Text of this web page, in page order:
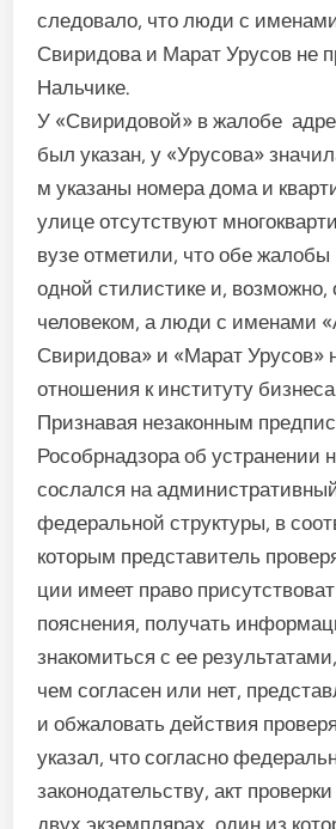
следовало, что люди с
Свиридо­ва и Марат Урусов не
Нальчике.
У «Свиридовой» в жалобе
был указан, у «Урусова»
м указаны номера дома и
улице отсутствуют
вузе от­метили, что обе
одной стилистике и, возможно,
человеком, а люди с именами
Свиридова» и «Марат Урусов»
отношения к инсти­туту
Признавая незаконным
Рособрнадзора об устранении
сослался на
федеральной структуры, в
которым представи­тель
ции имеет право
пояснения, по­лучать
знакомиться с ее
чем согла­сен или нет,
и обжаловать действия
указал, что согласно
законодательству, акт
двух экземплярах, один из